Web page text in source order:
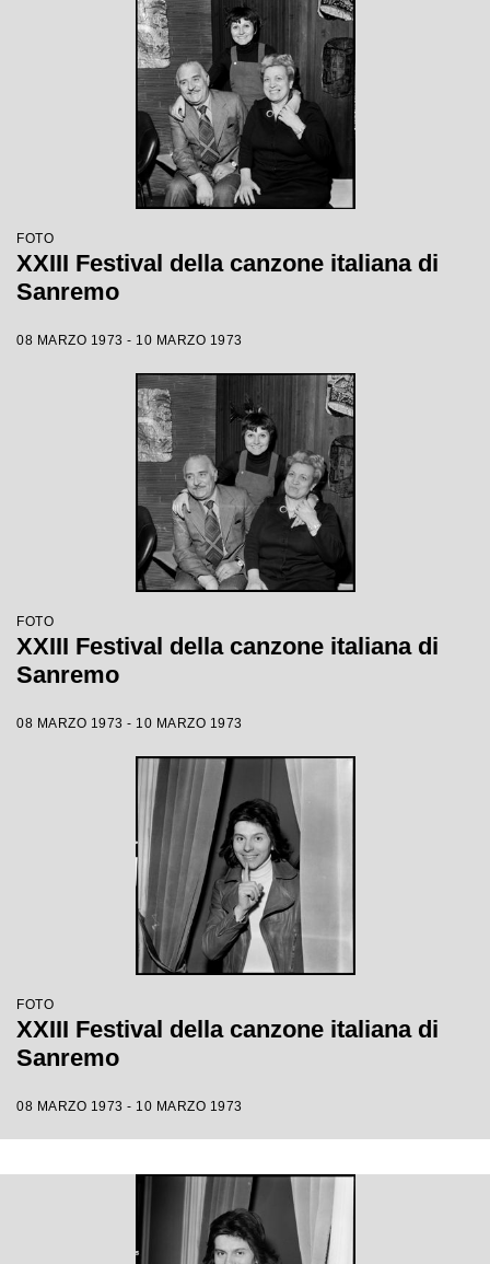
FOTO
XXIII Festival della canzone italiana di
Sanremo
08 MARZO 1973 - 10 MARZO 1973
FOTO
XXIII Festival della canzone italiana di
Sanremo
08 MARZO 1973 - 10 MARZO 1973
FOTO
XXIII Festival della canzone italiana di
Sanremo
08 MARZO 1973 - 10 MARZO 1973